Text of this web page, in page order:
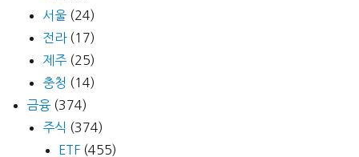
서울 (24)
전라(17)
제주 (25)
충청 (14)
금융 (374)
주식 (374)
ETF (455)